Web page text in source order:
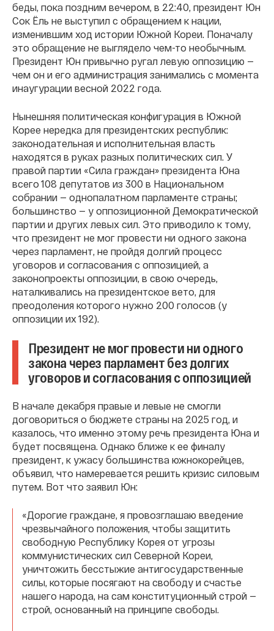
беды, пока поздним вечером, в 22:40, президент Юн
Сок Ёль не выступил с обращением к нации,
изменившим ход истории Южной Кореи. Поначалу
это обращение не выглядело чем-то необычным.
Президент Юн привычно ругал левую оппозицию —
чем он и его администрация занимались с момента
инаугурации весной 2022 года.
Нынешняя политическая конфигурация в Южной
Корее нередка для президентских республик:
законодательная и исполнительная власть
находятся в руках разных политических сил. У
правой партии «Сила граждан» президента Юна
всего 108 депутатов из 300 в Национальном
собрании — однопалатном парламенте страны;
большинство — у оппозиционной Демократической
партии и других левых сил. Это приводило к тому,
что президент не мог провести ни одного закона
через парламент, не пройдя долгий процесс
уговоров и согласования с оппозицией, а
законопроекты оппозиции, в свою очередь,
наталкивались на президентское вето, для
преодоления которого нужно 200 голосов (у
оппозиции их 192).
Президент не мог провести ни одного
закона через парламент без долгих
уговоров и согласования с оппозицией
В начале декабря правые и левые не смогли
договориться о бюджете страны на 2025 год, и
казалось, что именно этому речь президента Юна и
будет посвящена. Однако ближе к ее финалу
президент, к ужасу большинства южнокорейцев,
объявил, что намеревается решить кризис силовым
путем. Вот что заявил Юн:
«Дорогие граждане, я провозглашаю введение
чрезвычайного положения, чтобы защитить
свободную Республику Корея от угрозы
коммунистических сил Северной Кореи,
уничтожить бесстыжие антигосударственные
силы, которые посягают на свободу и счастье
нашего народа, на сам конституционный строй —
строй, основанный на принципе свободы.